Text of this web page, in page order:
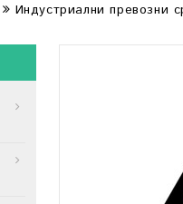
Индустриални превозни